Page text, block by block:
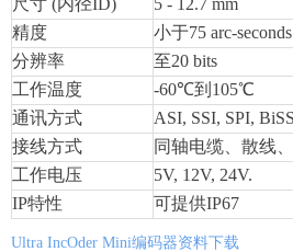
尺寸 (内径ID)
5 - 12.7 mm
精度
小于75 arc-
分辨率
至20 bits
工作温度
-60℃到105℃
通讯方式
ASI, SSI, SPI,
接线方式
同轴电缆、散线
工作电压
5V, 12V, 24V.
IP特性 可提供IP67
Ultra IncOder Mini编码器资料下载